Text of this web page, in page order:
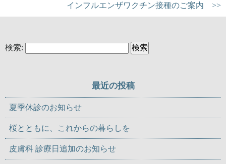
インフルエンザワクチン接種のご案内 >>
検索:
最近の投稿
夏季休診のお知らせ
桜とともに、これからの暮らしを
皮膚科 診療日追加のお知らせ